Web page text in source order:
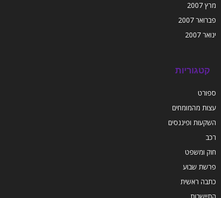
מרץ 2007
פברואר 2007
ינואר 2007
קטגוריות
ספורט
עצות מהמומחים
השקעות ופיננסים
רכב
חוק ומשפט
פרשת שבוע
כתבה ראשית